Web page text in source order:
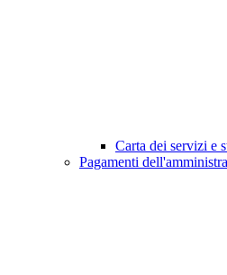
Carta dei servizi e
Pagamenti